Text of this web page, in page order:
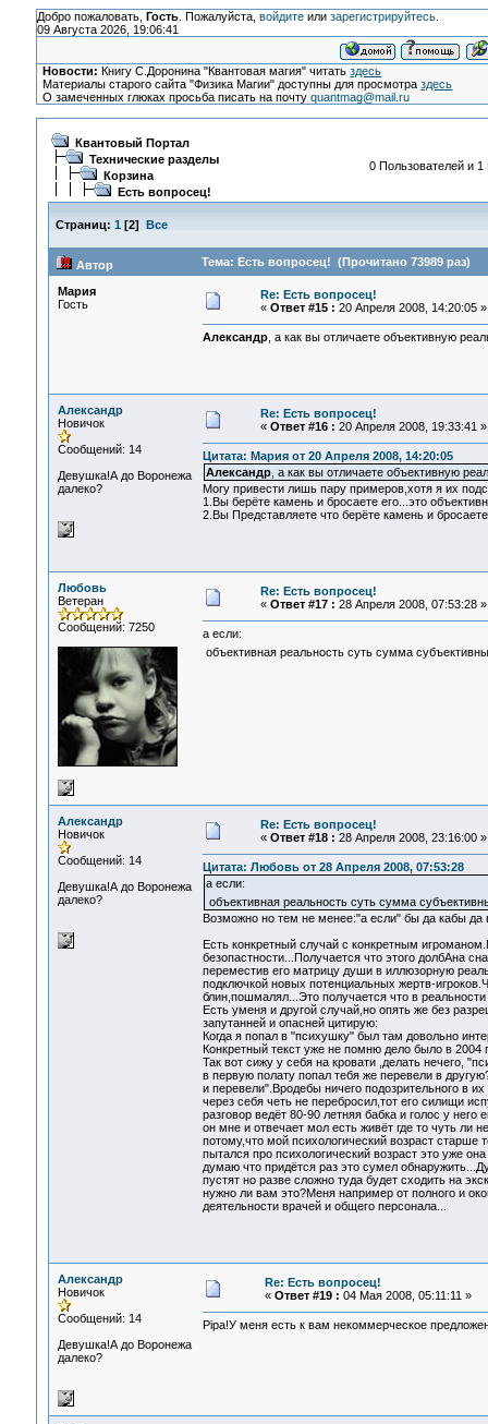
Добро пожаловать, Гость. Пожалуйста, войдитеили зарегистрируйтесь.
09 Августа 2026, 19:06:41
Новости: Книгу С.Доронина "Квантовая магия" читатьздесь
Материалы старого сайта "Физика Магии" доступны для просмотраздесь
О замеченных глюках просьба писать на почтуquantmag@mail.ru
Квантовый Портал
Технические разделы
Корзина
Есть вопросец!
0 Пользователей и 1
Страниц: 1 [2] Все
Автор Тема: Есть вопросец! (Прочитано 73989 раз)
Мария
Гость
Re: Есть вопросец!
« Ответ #15 : 20 Апреля 2008, 14:20:05 »
Александр, а как вы отличаете объективную
Александр
Новичок
Сообщений: 14
Девушка!А до Воронежа
далеко?
Re: Есть вопросец!
« Ответ #16 : 20 Апреля 2008, 19:33:41 »
Цитата: Мария от 20 Апреля 2008, 14:20:05
Александр, а как вы отличаете объективную
Могу привести лишь пару примеров,хотя я их
1.Вы берёте камень и бросаете его...это
2.Вы Представляете что берёте камень и
Любовь
Ветеран
Сообщений: 7250
Re: Есть вопросец!
« Ответ #17 : 28 Апреля 2008, 07:53:28 »
а если:
объективная реальность суть сумма
Александр
Новичок
Сообщений: 14
Девушка!А до Воронежа
далеко?
Re: Есть вопросец!
« Ответ #18 : 28 Апреля 2008, 23:16:00 »
Цитата: Любовь от 28 Апреля 2008, 07:53:28
а если:
объективная реальность суть сумма
Возможно но тем не менее:"а если" бы да кабы да
Есть конкретный случай с конкретным
безопастности...Получается что этого долбАна
переместив его матрицу души в иллюзорную
подключкой новых потенциальных жертв-
блин,пошмалял...Это получается что в
Есть уменя и другой случай,но опять же без
запутанней и опасней цитирую:
Когда я попал в "психушку" был там довольно
Конкретный текст уже не помню дело было в 2004
Так вот сижу у себя на кровати ,делать нечего,
в первую полату попал тебя же перевели в
и перевели".Вродебы ничего подозрительного в
через себя четь не перебросил,тот его силищи
разговор ведёт 80-90 летняя бабка и голос у
он мне и отвечает мол есть живёт где то чуть ли
потому,что мой психологический возраст
пытался про психологический возраст это уже
думаю что придётся раз это сумел
пустят но разве сложно туда будет сходить на
нужно ли вам это?Меня например от полного и
деятельности врачей и общего персонала...
Александр
Новичок
Сообщений: 14
Девушка!А до Воронежа
далеко?
Re: Есть вопросец!
« Ответ #19 : 04 Мая 2008, 05:11:11 »
Pipa!У меня есть к вам некоммерческое